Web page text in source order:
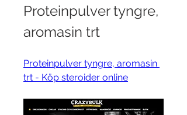
Proteinpulver tyngre,
aromasin trt
Proteinpulver tyngre, aromasin
trt - Köp steroider online